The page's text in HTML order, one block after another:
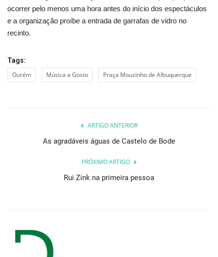
ocorrer pelo menos uma hora antes do início dos espectáculos
e a organização proíbe a entrada de garrafas de vidro no
recinto.
Tags:
Ourém Música a Gosto Praça Mouzinho de Albuquerque
ARTIGO ANTERIOR
As agradáveis águas de Castelo de Bode
PRÓXIMO ARTIGO
Rui Zink na primeira pessoa